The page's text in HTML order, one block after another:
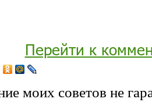
Перейти к
моих советов не